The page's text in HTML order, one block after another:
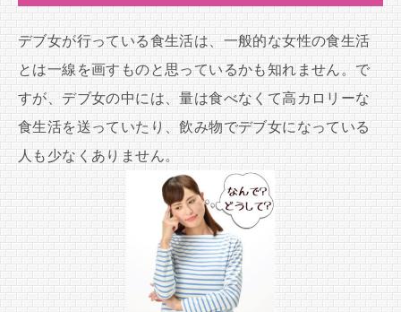
デブ女が行っている食生活は、一般的な女性の食生活
とは一線を画すものと思っているかも知れません。で
すが、デブ女の中には、量は食べなくて高カロリーな
食生活を送っていたり、飲み物でデブ女になっている
人も少なくありません。